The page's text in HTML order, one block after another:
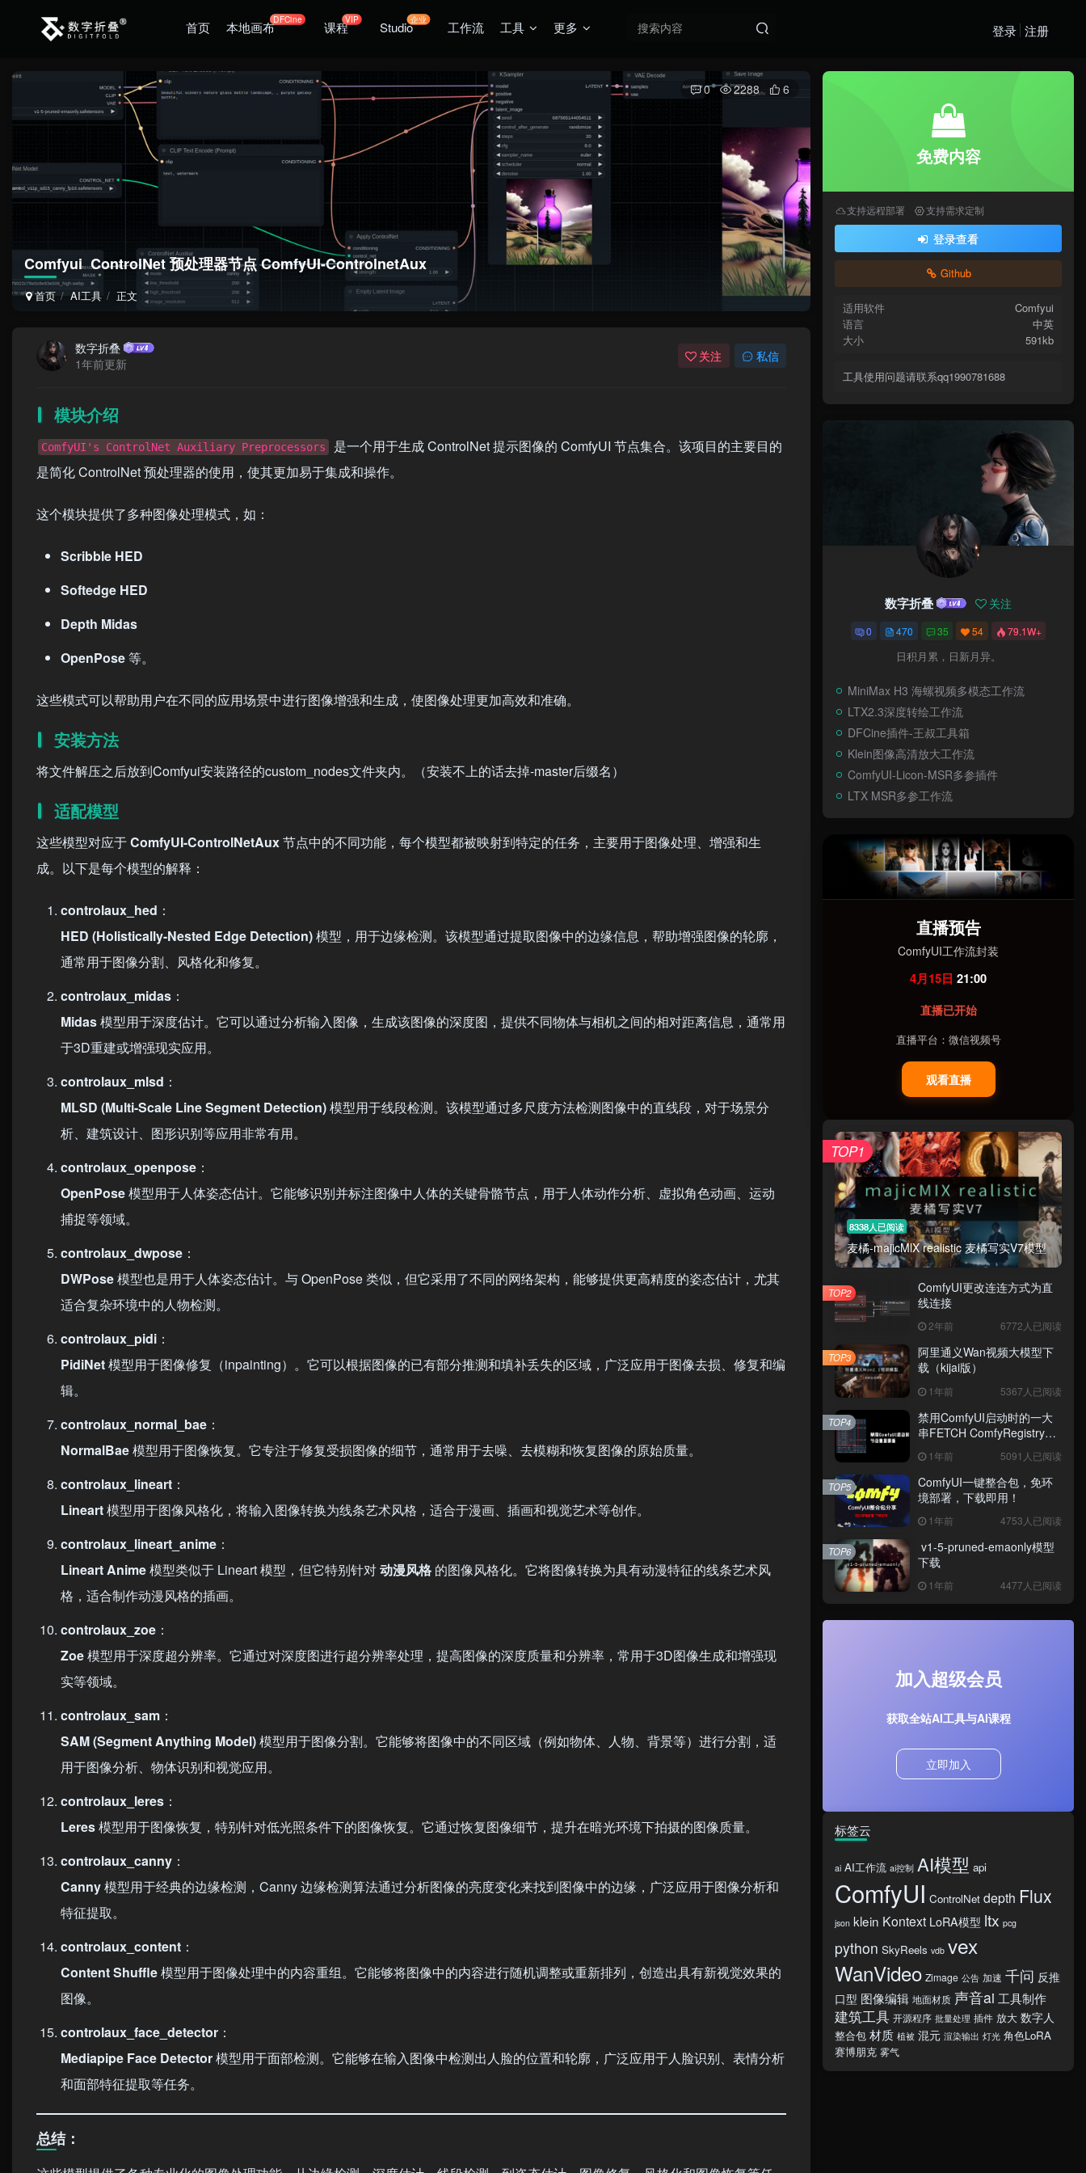
首页 本地画布DFCine 课程VIP Studio企业 工作流 工具 更多 登录 注册
Comfyui ControlNet 预处理器节点 ComfyUI-ControlnetAux
首页 AI工具 正文
0 2288 6
数字折叠
1年前更新
关注 私信
模块介绍
ComfyUI's ControlNet Auxiliary Preprocessors
是一个用于生成 ControlNet 提示图像的 ComfyUI 节点集合。该项目的主要目的
是简化 ControlNet 预处理器的使用，使其更加易于集成和操作。
这个模块提供了多种图像处理模式，如：
Scribble HED
Softedge HED
Depth Midas
OpenPose等。
这些模式可以帮助用户在不同的应用场景中进行图像增强和生成，使图像处理更加高效和准确。
安装方法
将文件解压之后放到Comfyui安装路径的custom_nodes文件夹内。（安装不上的话去掉-master后缀名）
适配模型
这些模型对应于ComfyUI-ControlNetAux节点中的不同功能，每个模型都被映射到特定的任务，主要用于图像处理、增强和生
成。以下是每个模型的解释：
controlaux_hed ：
HED (Holistically-Nested Edge Detection)模型，用于边缘检测。该模型通过提取图像中的边缘信息，帮助增强图像的轮廓，
通常用于图像分割、风格化和修复。
controlaux_midas ：
Midas模型用于深度估计。它可以通过分析输入图像，生成该图像的深度图，提供不同物体与相机之间的相对距离信息，通常用
于3D重建或增强现实应用。
controlaux_mlsd ：
MLSD (Multi-Scale Line Segment Detection)模型用于线段检测。该模型通过多尺度方法检测图像中的直线段，对于场景分
析、建筑设计、图形识别等应用非常有用。
controlaux_openpose ：
OpenPose模型用于人体姿态估计。它能够识别并标注图像中人体的关键骨骼节点，用于人体动作分析、虚拟角色动画、运动
捕捉等领域。
controlaux_dwpose ：
DWPose模型也是用于人体姿态估计。与 OpenPose 类似，但它采用了不同的网络架构，能够提供更高精度的姿态估计，尤其
适合复杂环境中的人物检测。
controlaux_pidi ：
PidiNet模型用于图像修复（inpainting）。它可以根据图像的已有部分推测和填补丢失的区域，广泛应用于图像去损、修复和编
辑。
controlaux_normal_bae ：
NormalBae模型用于图像恢复。它专注于修复受损图像的细节，通常用于去噪、去模糊和恢复图像的原始质量。
controlaux_lineart ：
Lineart模型用于图像风格化，将输入图像转换为线条艺术风格，适合于漫画、插画和视觉艺术等创作。
controlaux_lineart_anime ：
Lineart Anime模型类似于 Lineart 模型，但它特别针对动漫风格 的图像风格化。它将图像转换为具有动漫特征的线条艺术风
格，适合制作动漫风格的插画。
controlaux_zoe ：
Zoe模型用于深度超分辨率。它通过对深度图进行超分辨率处理，提高图像的深度质量和分辨率，常用于3D图像生成和增强现
实等领域。
controlaux_sam ：
SAM (Segment Anything Model)模型用于图像分割。它能够将图像中的不同区域（例如物体、人物、背景等）进行分割，适
用于图像分析、物体识别和视觉应用。
controlaux_leres ：
Leres模型用于图像恢复，特别针对低光照条件下的图像恢复。它通过恢复图像细节，提升在暗光环境下拍摄的图像质量。
controlaux_canny ：
Canny模型用于经典的边缘检测，Canny 边缘检测算法通过分析图像的亮度变化来找到图像中的边缘，广泛应用于图像分析和
特征提取。
controlaux_content ：
Content Shuffle模型用于图像处理中的内容重组。它能够将图像中的内容进行随机调整或重新排列，创造出具有新视觉效果的
图像。
controlaux_face_detector ：
Mediapipe Face Detector模型用于面部检测。它能够在输入图像中检测出人脸的位置和轮廓，广泛应用于人脸识别、表情分析
和面部特征提取等任务。
总结：
免费内容
支持远程部署 支持需求定制
登录查看
Github
适用软件
Comfyui
语言
中英
大小
591kb
工具使用问题请联系qq1990781688
数字折叠 关注
0 470 35 54 79.1W+
日积月累，日新月异。
MiniMax H3 海螺视频多模态工作流
LTX2.3深度转绘工作流
DFCine插件-王叔工具箱
Klein图像高清放大工作流
ComfyUI-Licon-MSR多参插件
LTX MSR多参工作流
直播预告
ComfyUI工作流封装
4月15日 21:00
直播已开始
直播平台：微信视频号
观看直播
8338人已阅读
麦橘-majicMlX realistic 麦橘写实V7模型
TOP1
ComfyUI更改连连方式为直
线连接
2年前 6772人已阅读
TOP2
阿里通义Wan视频大模型下
载（kijai版）
1年前 5367人已阅读
TOP3
禁用ComfyUI启动时的一大
串FETCH ComfyRegistry
1年前 5091人已阅读
TOP4
ComfyUI一键整合包，免环
境部署，下载即用！
1年前 4753人已阅读
TOP5
v1-5-pruned-emaonly模型
下载
1年前 4477人已阅读
TOP6
加入超级会员
获取全站AI工具与AI课程
立即加入
标签云
ai AI工作流 ai控制 AI模型 api
ComfyUI ControlNet depth Flux
json klein Kontext LoRA模型 ltx pcg
python SkyReels vdb vex
WanVideo Zimage 公告 加速 千问 反推
口型 图像编辑 地面材质 声音ai 工具制作
建筑工具 开源程序 批量处理 插件 放大 数字人
整合包 材质 植被 混元 渲染输出 灯光 角色LoRA
赛博朋克 雾气